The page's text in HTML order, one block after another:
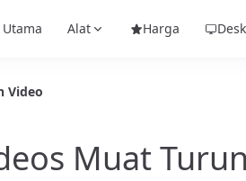
Alat Harga
Video
Muat